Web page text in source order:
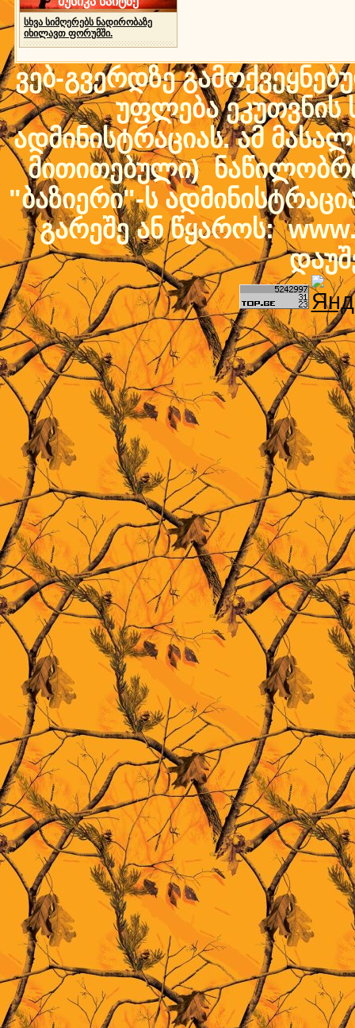
სხვა სიმღერებს ნადირობაზე
იხილავთ ფორუმში.
ვებ-გვერდზე
უფლება ეკუთვნის
ადმინისტრაციას. ამ
მითითებული)
"ბაზიერი"-ს
გარეშე ან წყაროს: